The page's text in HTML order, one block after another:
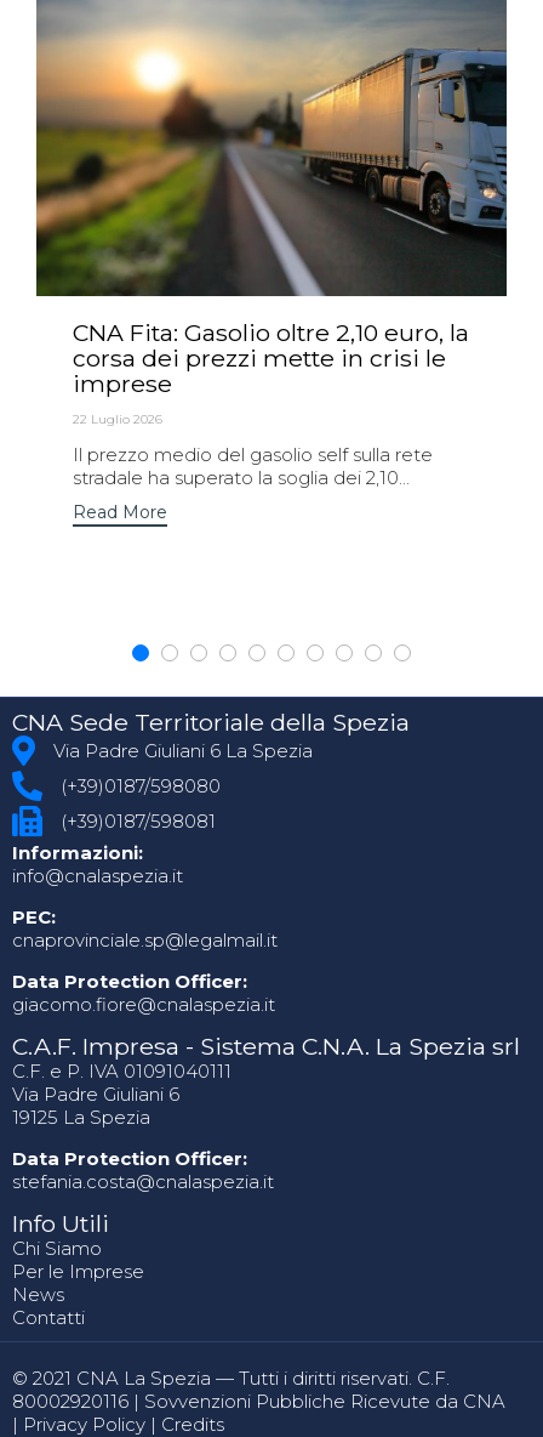
CNA Fita: Gasolio oltre 2,10 euro, la
corsa dei prezzi mette in crisi le
imprese
22 Luglio 2026
Il prezzo medio del gasolio self sulla rete
stradale ha superato la soglia dei 2,10...
Read More
CNA Sede Territoriale della Spezia
Via Padre Giuliani 6 La Spezia
(+39)0187/598080
(+39)0187/598081
Informazioni:
info@cnalaspezia.it
PEC:
cnaprovinciale.sp@legalmail.it
Data Protection Officer:
giacomo.fiore@cnalaspezia.it
C.A.F. Impresa - Sistema C.N.A. La Spezia srl
C.F. e P. IVA 01091040111
Via Padre Giuliani 6
19125 La Spezia
Data Protection Officer:
stefania.costa@cnalaspezia.it
Info Utili
Chi Siamo
Per le Imprese
News
Contatti
© 2021 CNA La Spezia — Tutti i diritti riservati. C.F.
80002920116 | Sovvenzioni Pubbliche Ricevute da CNA
| Privacy Policy | Credits